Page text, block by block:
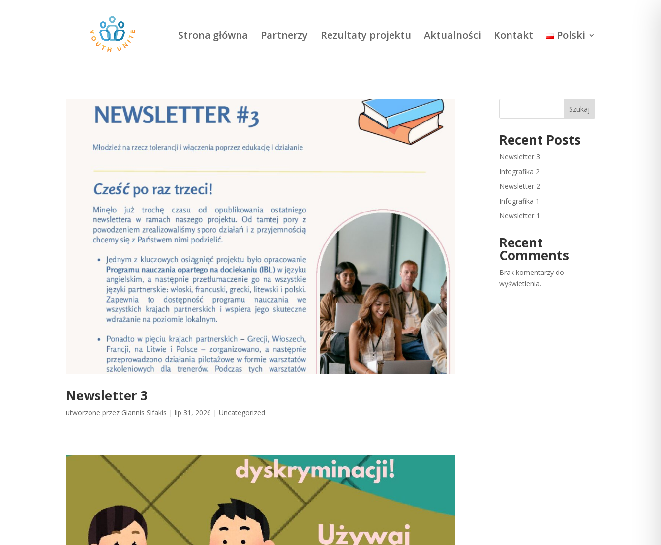
Strona główna Partnerzy Rezultaty projektu Aktualności Kontakt Polski
Newsletter 3
utworzone przez Giannis Sifakis |lip 31, 2026 |Uncategorized
Szukaj
Recent Posts
Newsletter 3
Infografika 2
Newsletter 2
Infografika 1
Newsletter 1
Recent
Comments
Brak komentarzy do
wyświetlenia.